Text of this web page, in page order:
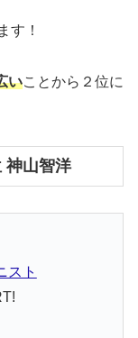
す！
いことから２位に
神山智洋
スト